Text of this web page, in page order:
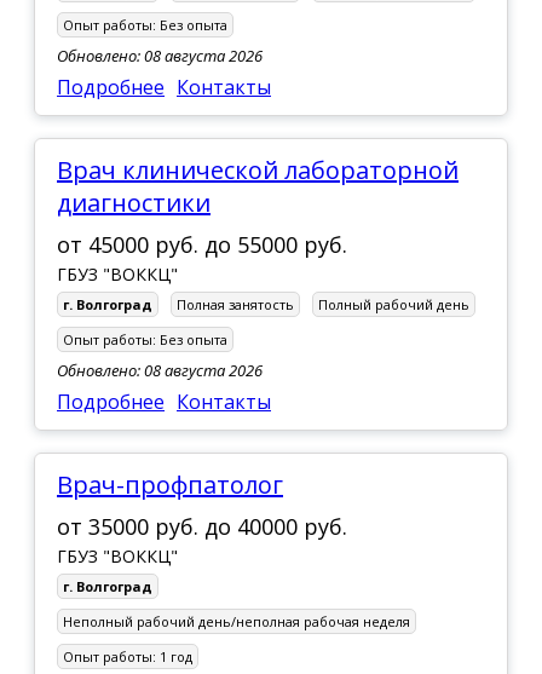
с. Старая Полтавка
ст. Алексеевская
ст. Клетская
ст. Кумылженская
ст. Нехаевская
Опыт работы: Без опыта
Обновлено: 08 августа 2026
Подробнее Контакты
врач клинической лабораторной
диагностики
от 45000 руб. до 55000 руб.
ГБУЗ "ВОККЦ"
г. Волгоград Полная занятость
Полный рабочий день
Опыт работы: Без опыта
Обновлено: 08 августа 2026
Подробнее Контакты
Врач-профпатолог
от 35000 руб. до 40000 руб.
ГБУЗ "ВОККЦ"
г. Волгоград
Неполный рабочий день/неполная рабочая неделя
Опыт работы: 1 год